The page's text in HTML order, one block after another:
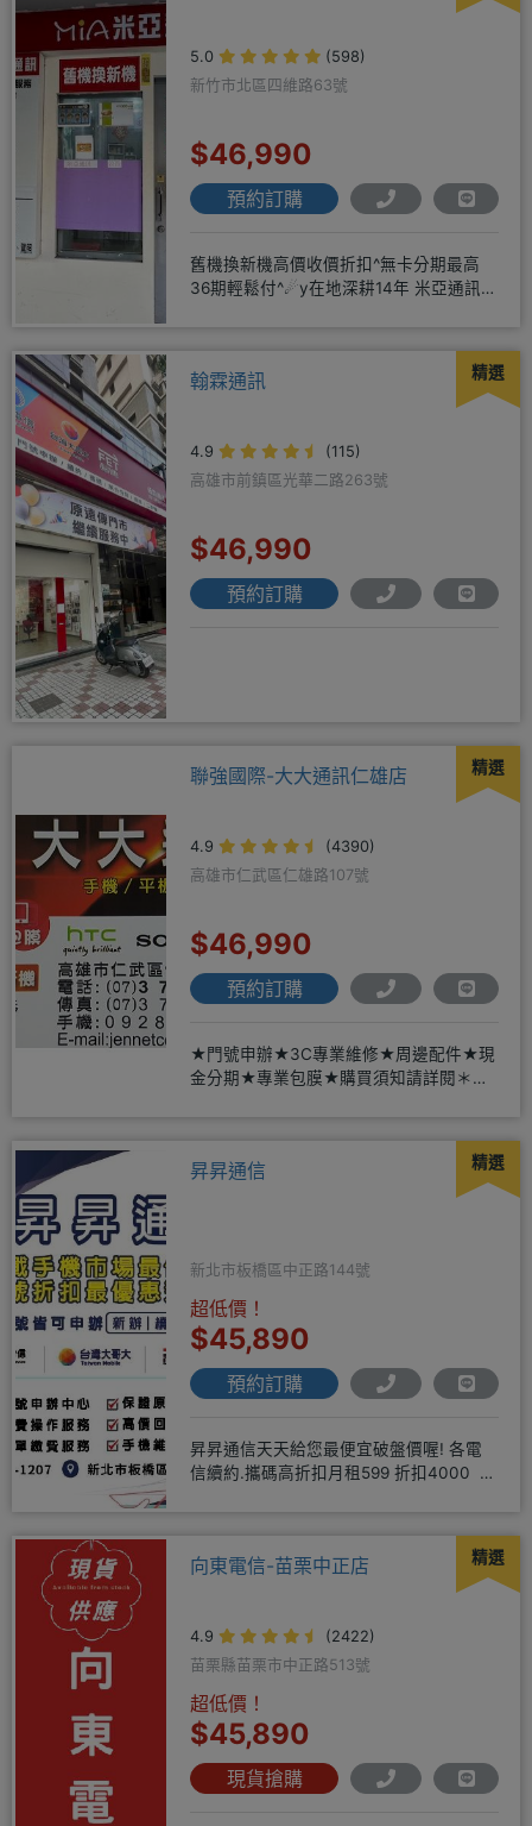
5.0
(598)
新竹市北區四維路63號
$46,990
預約訂購
舊機換新機高價收價折扣^無卡分期最高
36期輕鬆付^☄y在地深耕14年 米亞通訊四
精選
翰霖通訊
4.9
(115)
高雄市前鎮區光華二路263號
$46,990
預約訂購
精選
聯強國際-大大通訊仁雄店
4.9
(4390)
高雄市仁武區仁雄路107號
$46,990
預約訂購
★門號申辦★3C專業維修★周邊配件★現
金分期★專業包膜★購買須知請詳閱＊來
精選
昇昇通信
新北市板橋區中正路144號
超低價！
$45,890
預約訂購
昇昇通信天天給您最便宜破盤價喔! 各電
信續約.攜碼高折扣月租599 折扣4000 月
精選
向東電信-苗栗中正店
4.9
(2422)
苗栗縣苗栗市中正路513號
超低價！
$45,890
現貨搶購